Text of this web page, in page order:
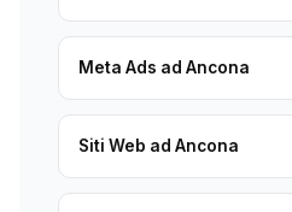
Meta Ads ad Ancona
Siti Web ad Ancona